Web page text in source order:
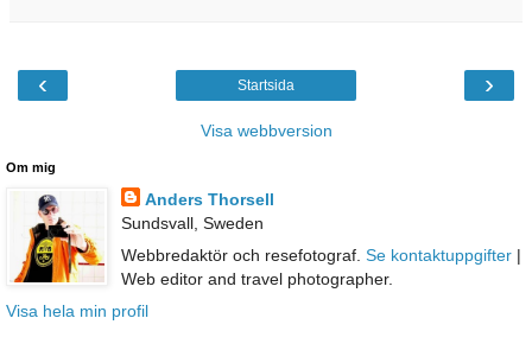
‹ ›
Startsida
Visa webbversion
Om mig
Anders Thorsell
Sundsvall, Sweden
Webbredaktör och resefotograf. Se kontaktuppgifter|
Web editor and travel photographer.
Visa hela min profil